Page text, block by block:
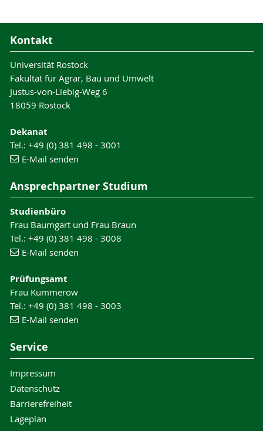
Kontakt
Universität Rostock
Fakultät für Agrar, Bau und Umwelt
Justus-von-Liebig-Weg 6
18059 Rostock
Dekanat
Tel.: +49 (0) 381 498 - 3001
E-Mail senden
Ansprechpartner Studium
Studienbüro
Frau Baumgart und Frau Braun
Tel.: +49 (0) 381 498 - 3008
E-Mail senden
Prüfungsamt
Frau Kummerow
Tel.: +49 (0) 381 498 - 3003
E-Mail senden
Service
Impressum
Datenschutz
Barrierefreiheit
Lageplan